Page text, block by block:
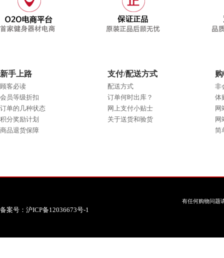
新手上路
顾客必读
会员等级折扣
订单的几种状态
积分奖励计划
商品退货保障
支付/配送方式
配送方式
订单何时出库？
网上支付小贴士
关于送货和验货
非
体
网
网
简
有任何购物问题
备案号：沪ICP备12036673号-1